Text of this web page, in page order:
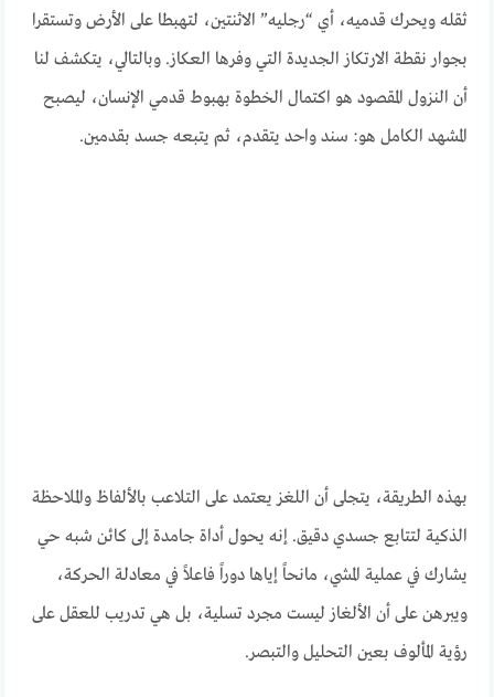
ثقله ويحرك قدميه، أي “رجليه” الاثنتين، لتهبطا على الأرض وتستقرا
بجوار نقطة الارتكاز الجديدة التي وفرها العكاز. وبالتالي، يتكشف لنا
أن النزول المقصود هو اكتمال الخطوة بهبوط قدمي الإنسان، ليصبح
المشهد الكامل هو: سند واحد يتقدم، ثم يتبعه جسد بقدمين.
بهذه الطريقة، يتجلى أن اللغز يعتمد على التلاعب بالألفاظ والملاحظة
الذكية لتتابع جسدي دقيق. إنه يحول أداة جامدة إلى كائن شبه حي
يشارك في عملية المشي، مانحاً إياها دوراً فاعلاً في معادلة الحركة،
ويبرهن على أن الألغاز ليست مجرد تسلية، بل هي تدريب للعقل على
رؤية المألوف بعين التحليل والتبصر.